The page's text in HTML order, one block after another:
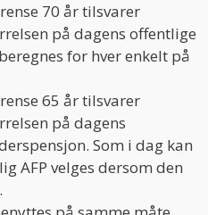
70 år tilsvarer
på dagens offentlige
for hver enkelt på
65 år tilsvarer
på dagens
Som i dag kan
AFP velges dersom den